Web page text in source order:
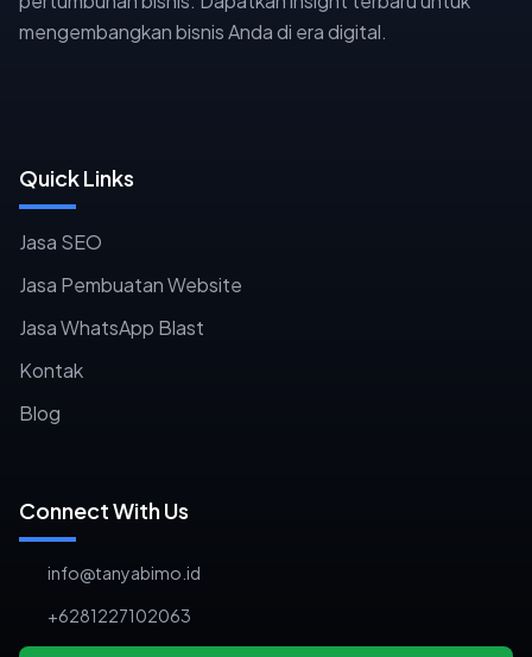
mengembangkan bisnis Anda di era digital.
Quick Links
Jasa SEO
Jasa Pembuatan Website
Jasa WhatsApp Blast
Kontak
Blog
Connect With Us
info@tanyabimo.id
+6281227102063